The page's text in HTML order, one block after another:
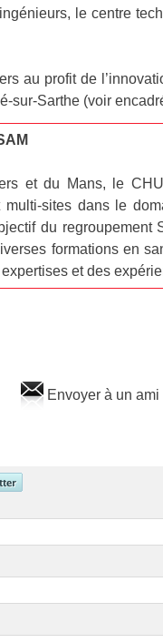
le centre
au profit de
sur-Sarthe (voir
et du Mans, le
sites dans le
du
formations en
et des
Envoyer à un ami